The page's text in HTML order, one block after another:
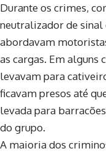
Durante os crimes,
neutralizador de sinal
abordavam
as cargas. Em alguns
levavam para
ficavam presos até
levada para
do grupo.
A maioria dos